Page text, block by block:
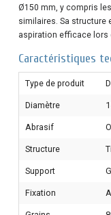
Ø150 mm, y compris
similaires. Sa structure
aspiration efficace lors
Caractéristiques
Type de produit
Diamètre
Abrasif
Structure
Support
Fixation